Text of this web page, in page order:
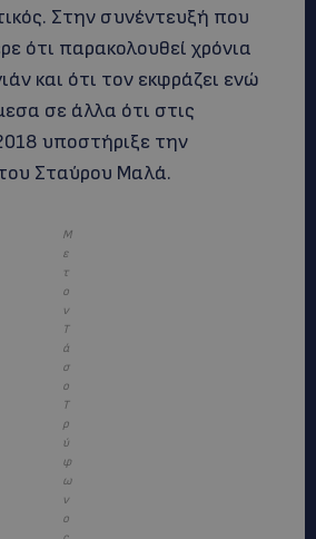
Στην συνέντευξή που
ότι παρακολουθεί χρόνια
και ότι τον εκφράζει ενώ
σε άλλα ότι στις
υποστήριξε την
Σταύρου Μαλά.
M
ε
τ
ο
ν
Τ
ά
σ
ο
Τ
ρ
ύ
φ
ω
ν
ο